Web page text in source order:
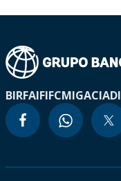
BIRFAIFIFCMIGACIADI